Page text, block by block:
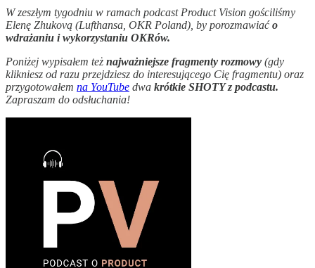
W zeszłym tygodniu w ramach podcast Product Vision gościliśmy
Elenę Zhukovą (Lufthansa, OKR Poland), by porozmawiaćo
wdrażaniu i wykorzystaniu OKRów.
Poniżej wypisałem też najważniejsze fragmenty rozmowy (gdy
klikniesz od razu przejdziesz do interesującego Cię fragmentu) oraz
przygotowałem na YouTube dwa krótkie SHOTY z podcastu.
Zapraszam do odsłuchania!